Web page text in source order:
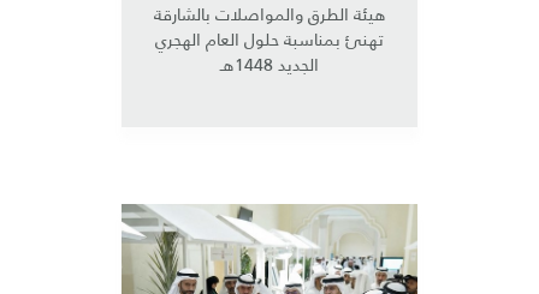
هيئة الطرق والمواصلات بالشارقة
تهنئ بمناسبة حلول العام الهجري
الجديد 1448هـ